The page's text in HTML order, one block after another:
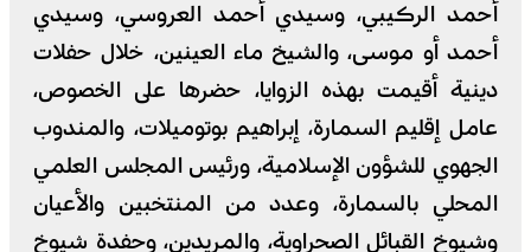
أحمد الركيبي، وسيدي أحمد العروسي، وسيدي
أحمد أو موسى، والشيخ ماء العينين، خلال حفلات
دينية أقيمت بهذه الزوايا، حضرها على الخصوص،
عامل إقليم السمارة، إبراهيم بوتوميلات، والمندوب
الجهوي للشؤون الإسلامية، ورئيس المجلس العلمي
المحلي بالسمارة، وعدد من المنتخبين والأعيان
وشيوخ القبائل الصحراوية، والمريدين، وحفدة شيوخ